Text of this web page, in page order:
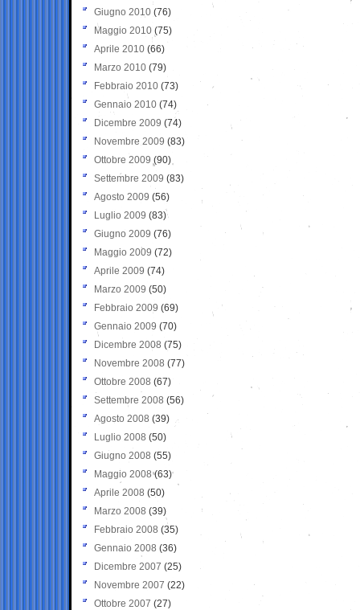
Giugno 2010 (76)
Maggio 2010 (75)
Aprile 2010 (66)
Marzo 2010 (79)
Febbraio 2010 (73)
Gennaio 2010 (74)
Dicembre 2009 (74)
Novembre 2009 (83)
Ottobre 2009 (90)
Settembre 2009 (83)
Agosto 2009 (56)
Luglio 2009 (83)
Giugno 2009 (76)
Maggio 2009 (72)
Aprile 2009 (74)
Marzo 2009 (50)
Febbraio 2009 (69)
Gennaio 2009 (70)
Dicembre 2008 (75)
Novembre 2008 (77)
Ottobre 2008 (67)
Settembre 2008 (56)
Agosto 2008 (39)
Luglio 2008 (50)
Giugno 2008 (55)
Maggio 2008(63)
Aprile 2008 (50)
Marzo 2008 (39)
Febbraio 2008 (35)
Gennaio 2008 (36)
Dicembre 2007 (25)
Novembre 2007 (22)
Ottobre 2007 (27)